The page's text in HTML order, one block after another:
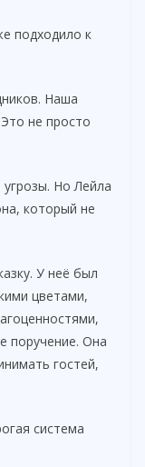
подходило к
Наша
не просто
Но Лейла
который не
У неё был
цветами,
поручение. Она
гостей,
система